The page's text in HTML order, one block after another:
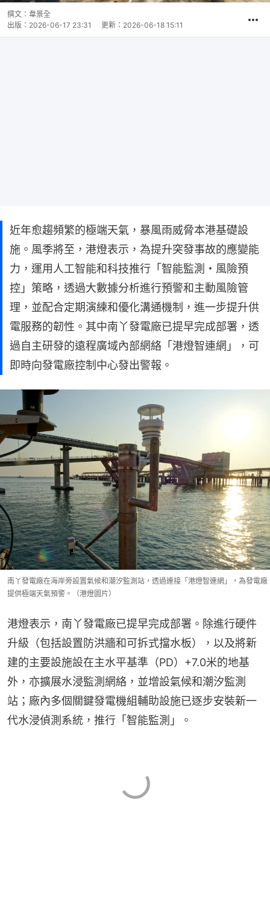
撰文： 韋景全
出版： 2026-06-17 23:31 更新： 2026-06-18 15:11
近年愈趨頻繁的極端天氣，暴風雨威脅本港基礎設
施。風季將至，港燈表示，為提升突發事故的應變能
力，運用人工智能和科技推行「智能監測・風險預
控」策略，透過大數據分析進行預警和主動風險管
理，並配合定期演練和優化溝通機制，進一步提升供
電服務的韌性。其中南丫發電廠已提早完成部署，透
過自主研發的遠程廣域內部網絡「港燈智連網」，可
即時向發電廠控制中心發出警報。
南丫發電廠在海岸旁設置氣候和潮汐監測站，透過連接「港燈智連網」，為發電廠
提供極端天氣預警。（港燈圖片）
港燈表示，南丫發電廠已提早完成部署。除進行硬件
升級（包括設置防洪牆和可拆式擋水板），以及將新
建的主要設施設在主水平基準（PD）+7.0米的地基
外，亦擴展水浸監測網絡，並增設氣候和潮汐監測
站；廠內多個關鍵發電機組輔助設施已逐步安裝新一
代水浸偵測系統，推行「智能監測」。